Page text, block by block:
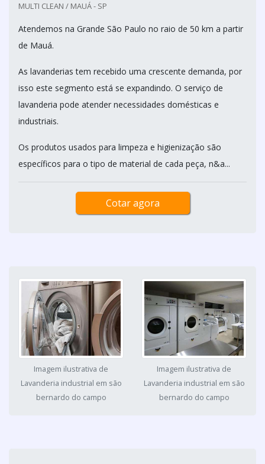
MULTI CLEAN / MAUÁ - SP
Atendemos na Grande São Paulo no raio de 50 km a partir
de Mauá.
As lavanderias tem recebido uma crescente demanda, por
isso este segmento está se expandindo. O serviço de
lavanderia pode atender necessidades domésticas e
industriais.
Os produtos usados para limpeza e higienização são
específicos para o tipo de material de cada peça, n&a...
Cotar agora
Imagem ilustrativa de
Lavanderia industrial em são
bernardo do campo
Imagem ilustrativa de
Lavanderia industrial em são
bernardo do campo